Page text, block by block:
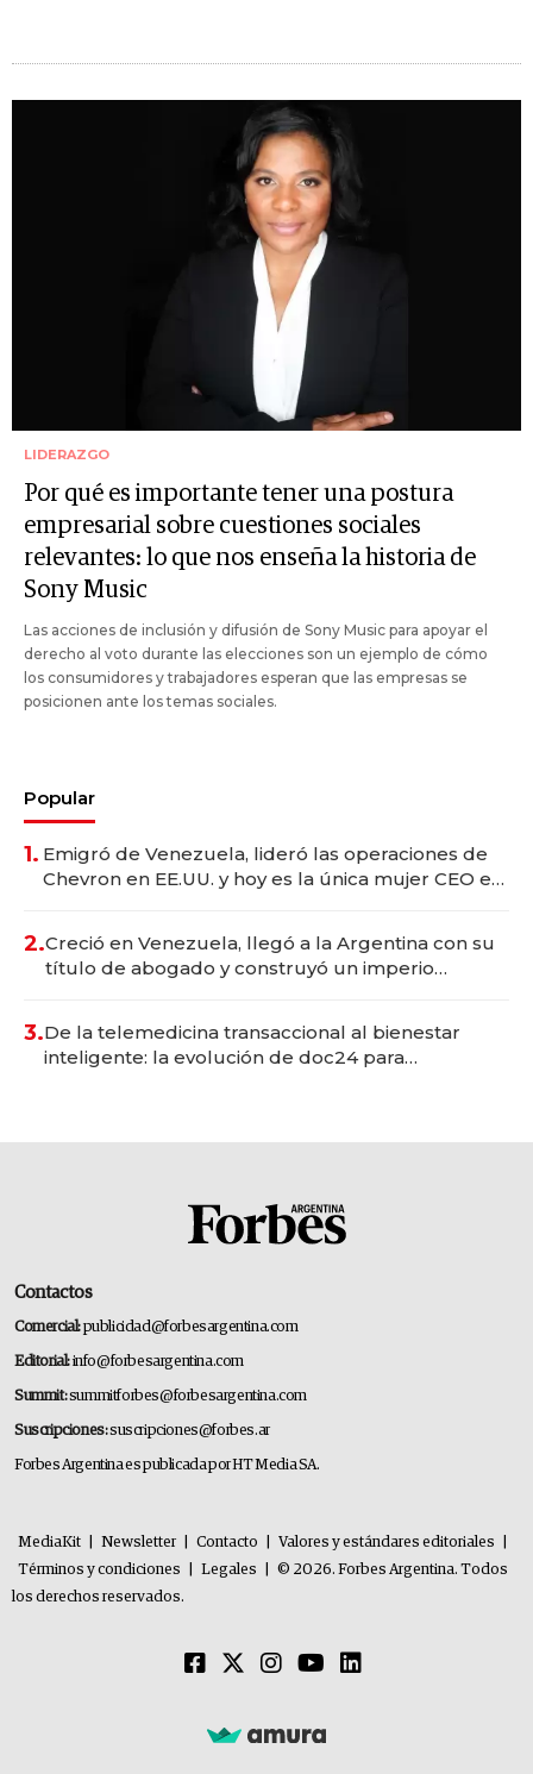
LIDERAZGO
Por qué es importante tener una postura
empresarial sobre cuestiones sociales
relevantes: lo que nos enseña la historia de
Sony Music
Las acciones de inclusión y difusión de Sony Music para apoyar el
derecho al voto durante las elecciones son un ejemplo de cómo
los consumidores y trabajadores esperan que las empresas se
posicionen ante los temas sociales.
Popular
1. Emigró de Venezuela, lideró las operaciones de
Chevron en EE.UU. y hoy es la única mujer CEO en
2.Creció en Venezuela, llegó a la Argentina con su
título de abogado y construyó un imperio
3.De la telemedicina transaccional al bienestar
inteligente: la evolución de doc24 para
Contactos
Comercial:publicidad@forbesargentina.com
Editorial:info@forbesargentina.com
Summit:summitforbes@forbesargentina.com
Suscripciones:suscripciones@forbes.ar
Forbes Argentina es publicada por HT Media SA.
MediaKit Newsletter Contacto Valores y estándares editoriales
Términos y condiciones
Legales
© 2026. Forbes Argentina. Todos
los derechos reservados.